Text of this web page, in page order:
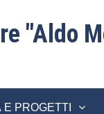
"Aldo
E PROGETTI